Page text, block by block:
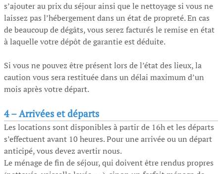
s’ajouter au prix du séjour ainsi que le nettoyage si vous ne
laissez pas l’hébergement dans un état de propreté. En cas
de beaucoup de dégâts, vous serez facturés le remise en état
à laquelle votre dépôt de garantie est déduite.
Si vous ne pouvez être présent lors de l’état des lieux, la
caution vous sera restituée dans un délai maximum d’un
mois après votre départ.
4 –Arrivées et départs
Les locations sont disponibles à partir de 16h et les départs
s’effectuent avant 10 heures. Pour une arrivée ou un départ
anticipé, vous devez avertir nous.
Le ménage de fin de séjour, qui doivent être rendus propres